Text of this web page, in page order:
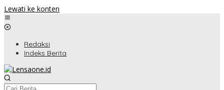
Lewati ke konten
Redaksi
Indeks Berita